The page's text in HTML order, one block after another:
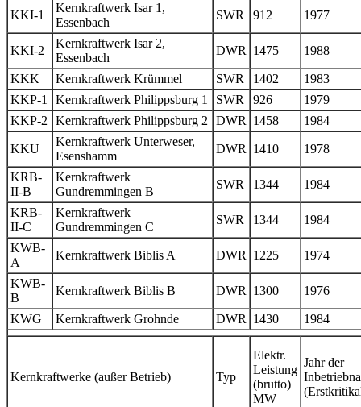
KKI-1
Kernkraftwerk Isar 1,
Essenbach
SWR 912 1977
KKI-2
Kernkraftwerk Isar 2,
Essenbach
DWR 1475 1988
KKK Kernkraftwerk Krümmel SWR 1402
1983
KKP-1
Kernkraftwerk Philippsburg 1 SWR 926
1979
KKP-2
Kernkraftwerk Philippsburg 2 DWR 1458 1984
KKU
Kernkraftwerk Unterweser,
Esenshamm
DWR 1410 1978
KRB-
II-B
Kernkraftwerk
Gundremmingen B
SWR 1344 1984
KRB-
II-C
Kernkraftwerk
Gundremmingen C
SWR 1344 1984
KWB-
A
Kernkraftwerk Biblis A DWR 1225 1974
KWB-
B
Kernkraftwerk Biblis B DWR 1300 1976
KWG Kernkraftwerk Grohnde DWR 1430 1984
Kernkraftwerke (außer Betrieb) Typ
Elektr.
Leistung
(brutto)
MW
Jahr der